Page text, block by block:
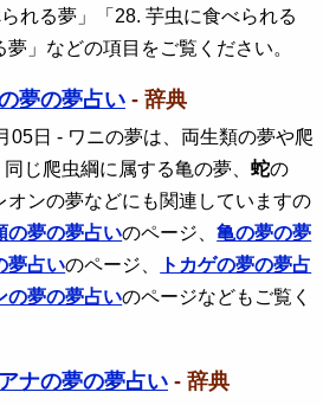
れる夢」「28. 芋虫に食べられる
」などの項目をご覧ください。
夢の夢占い - 辞典
05日 - ワニの夢は、両生類の夢や爬
じ爬虫綱に属する亀の夢、 蛇の
オンの夢などにも関連していますの
の夢の夢占いのページ、亀の夢の夢
夢占いのページ、
トカゲの夢の夢占
の夢の夢占いのページなどもご覧く
ナの夢の夢占い - 辞典